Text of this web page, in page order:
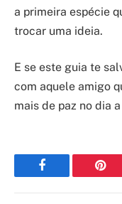
a primeira espécie
trocar uma ideia.
E se este guia te
com aquele amigo
mais de paz no dia
Facebook